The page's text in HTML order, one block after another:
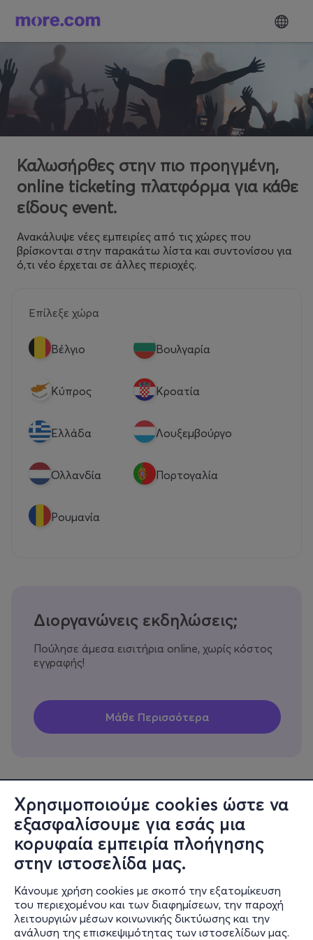
Χρησιμοποιούμε cookies ώστε να
εξασφαλίσουμε για εσάς μια
κορυφαία εμπειρία πλοήγησης
στην ιστοσελίδα μας.
Κάνουμε χρήση cookies με σκοπό την εξατομίκευση
του περιεχομένου και των διαφημίσεων, την παροχή
λειτουργιών μέσων κοινωνικής δικτύωσης και την
ανάλυση της επισκεψιμότητας των ιστοσελίδων μας.
Καλωσήρθες στην πιο προηγμένη,
online ticketing πλατφόρμα για κάθε
είδους event.
Ανακάλυψε νέες εμπειρίες από τις χώρες που
βρίσκονται στην παρακάτω λίστα και συντονίσου για
ό,τι νέο έρχεται σε άλλες περιοχές.
Επίλεξε χώρα
Βέλγιο Βουλγαρία
Κύπρος Κροατία
Eλλάδα Λουξεμβούργο
Ολλανδία Πορτογαλία
Ρουμανία
Διοργανώνεις εκδηλώσεις;
Πούλησε άμεσα εισιτήρια online, χωρίς κόστος
εγγραφής!
Πληροφορίες
Υποστήριξη
Stay Connected